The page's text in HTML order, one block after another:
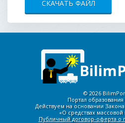
СКАЧАТЬ ФАЙЛ
©2026
Портал образования
Действуем на основании
«О средствах
Публичный договор-оферта о